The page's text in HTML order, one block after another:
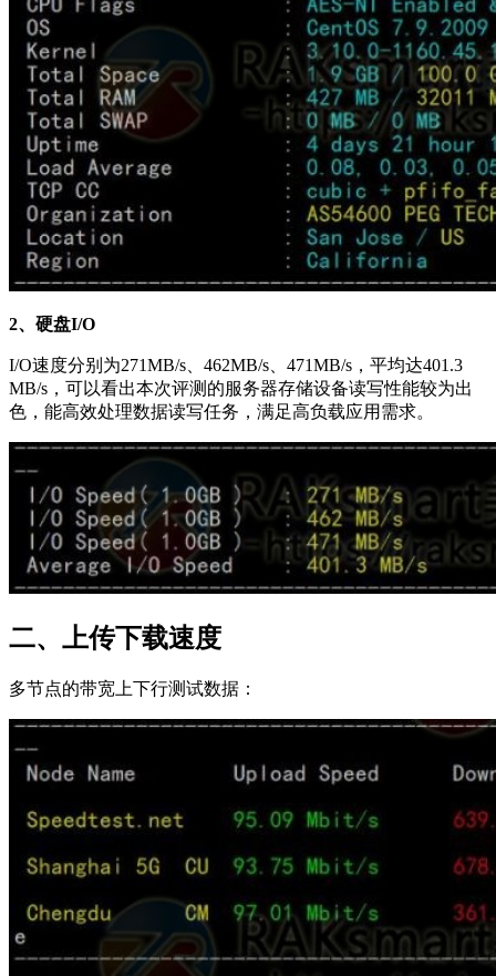
2、硬盘I/O
I/O速度分别为271MB/s、462MB/s、471MB/s，平均达401.3
MB/s，可以看出本次评测的服务器存储设备读写性能较为出
色，能高效处理数据读写任务，满足高负载应用需求。
二、上传下载速度
多节点的带宽上下行测试数据：